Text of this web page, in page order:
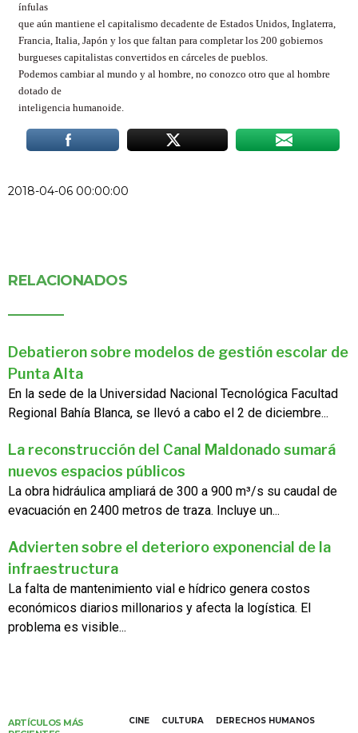
ínfulas
que aún mantiene el capitalismo decadente de Estados Unidos, Inglaterra,
Francia, Italia, Japón y los que faltan para completar los 200 gobiernos
burgueses capitalistas convertidos en cárceles de pueblos.
Podemos cambiar al mundo y al hombre, no conozco otro que al hombre
dotado de
inteligencia humanoide.
2018-04-06 00:00:00
RELACIONADOS
Debatieron sobre modelos de gestión escolar de
Punta Alta
En la sede de la Universidad Nacional Tecnológica Facultad
Regional Bahía Blanca, se llevó a cabo el 2 de diciembre...
La reconstrucción del Canal Maldonado sumará
nuevos espacios públicos
La obra hidráulica ampliará de 300 a 900 m³/s su caudal de
evacuación en 2400 metros de traza. Incluye un...
Advierten sobre el deterioro exponencial de la
infraestructura
La falta de mantenimiento vial e hídrico genera costos
económicos diarios millonarios y afecta la logística. El
problema es visible...
ARTÍCULOS MÁS
CINE CULTURA DERECHOS HUMANOS